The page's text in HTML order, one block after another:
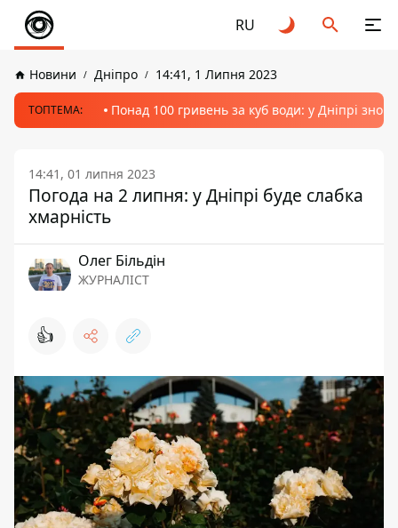
RU
Новини Дніпро 14:41, 1 Липня 2023
ТОПТЕМА: Понад 100 гривень за куб води: у Дніпрі
14:41, 01 липня 2023
Погода на 2 липня: у Дніпрі буде слабка
хмарність
Олег Більдін
ЖУРНАЛІСТ
👍